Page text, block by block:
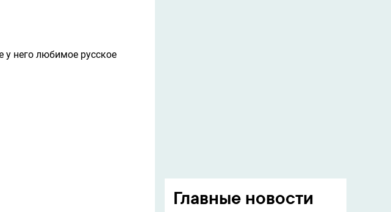
у него любимое русское
Главные новости